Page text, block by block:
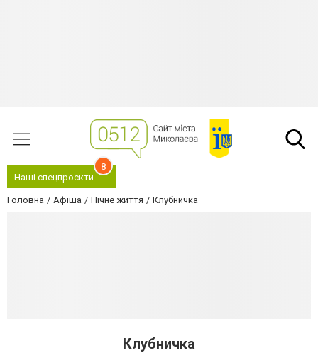
Наші спецпроєкти
8
Головна Афіша Нічне життя Клубничка
Клубничка